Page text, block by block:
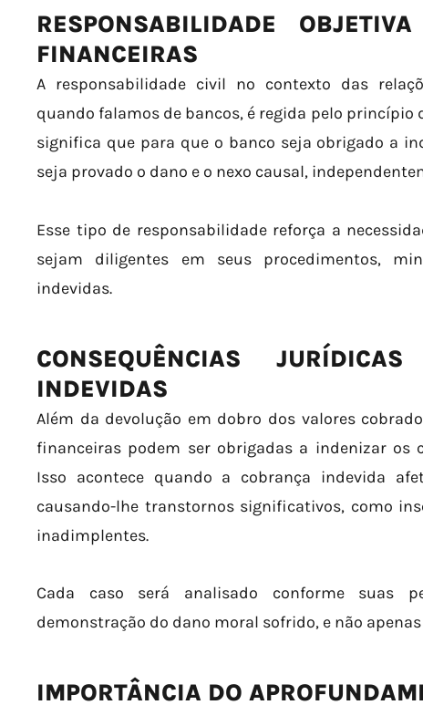
RESPONSABILIDADE
FINANCEIRAS
A responsabilidade civil no contexto das
quando falamos de bancos, é regida pelo princípio
significa que para que o banco seja obrigado a
seja provado o dano e o nexo causal,
Esse tipo de responsabilidade reforça a
sejam diligentes em seus procedimentos,
indevidas.
CONSEQUÊNCIAS
INDEVIDAS
Além da devolução em dobro dos valores
financeiras podem ser obrigadas a indenizar os
Isso acontece quando a cobrança indevida
causando-lhe transtornos significativos, como
inadimplentes.
Cada caso será analisado conforme suas
demonstração do dano moral sofrido, e não
IMPORTÂNCIA DO